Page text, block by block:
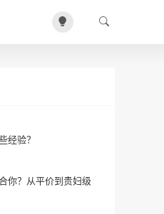
经验？
你？从平价到贵妇级